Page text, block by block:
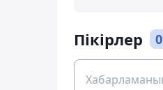
Пікірлер 0